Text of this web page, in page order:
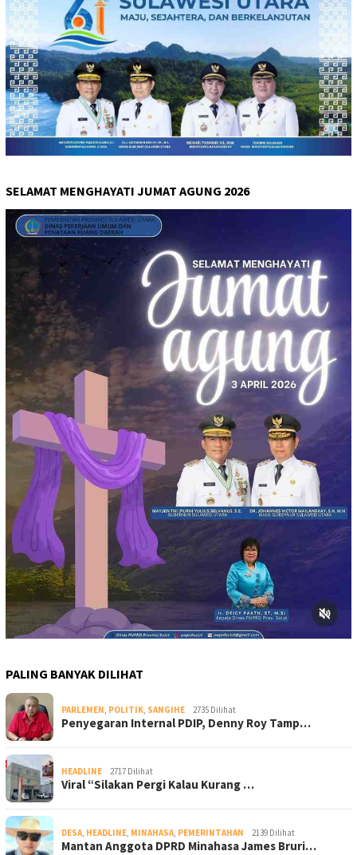
SELAMAT MENGHAYATI JUMAT AGUNG 2026
PALING BANYAK DILIHAT
PARLEMEN, POLITIK, SANGIHE 2735 Dilihat
Penyegaran Internal PDIP, Denny Roy Tamp…
HEADLINE 2717 Dilihat
Viral “Silakan Pergi Kalau Kurang …
DESA, HEADLINE, MINAHASA, PEMERINTAHAN 2139 Dilihat
Mantan Anggota DPRD Minahasa James Bruri…